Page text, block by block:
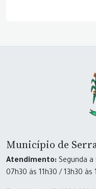
Município de
Atendimento: Segunda
07h30 às 11h30 / 13h30 às